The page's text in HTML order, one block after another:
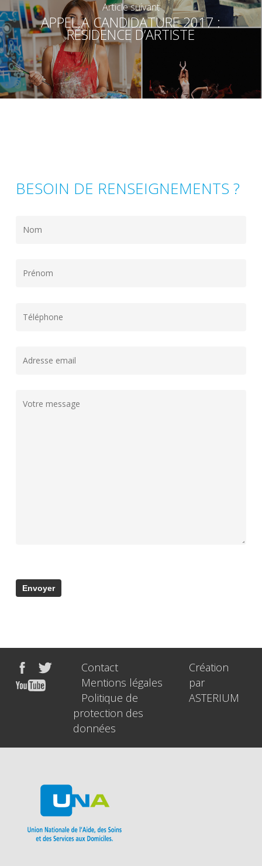
Article suivant
APPEL A CANDIDATURE 2017 :
RÉSIDENCE D’ARTISTE
BESOIN DE RENSEIGNEMENTS ?
Contact
Mentions légales
Politique de
protection des
données
Création
par
ASTERIUM